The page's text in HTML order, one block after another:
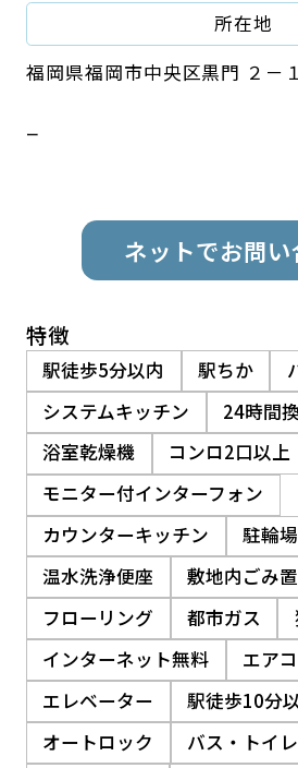
所在地
福岡県福岡市中央区黒門 ２－
ー
ネットでお問い
特徴
駅徒歩5分以内 駅ちか
システムキッチン
24時間
浴室乾燥機
コンロ2口以上
モニター付インターフォン
カウンターキッチン
駐輪場
温水洗浄便座
敷地内ごみ
フローリング
都市ガス
インターネット無料
エア
エレベーター
駅徒歩10分
オートロック
バス・トイ